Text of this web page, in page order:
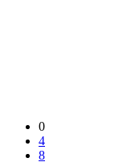
0
4
8